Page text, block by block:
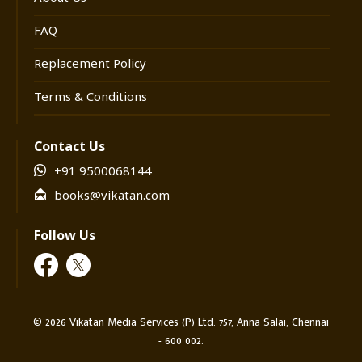
FAQ
Replacement Policy
Terms & Conditions
Contact Us
+91 9500068144
books@vikatan.com
Follow Us
© 2026 Vikatan Media Services (P) Ltd. 757, Anna Salai, Chennai
- 600 002.